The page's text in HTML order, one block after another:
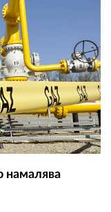
намалява